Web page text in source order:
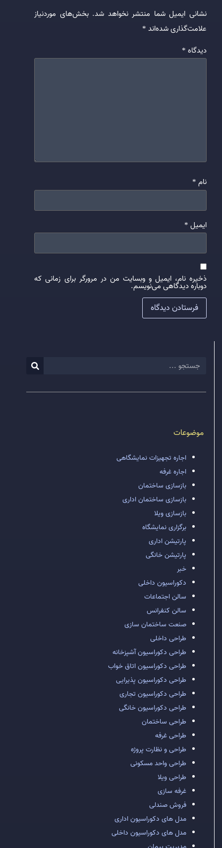
نشانی ایمیل شما منتشر نخواهد شد. بخش‌های موردنیاز
علامت‌گذاری شده‌اند *
دیدگاه *
نام *
ایمیل *
ذخیره نام، ایمیل و وبسایت من در مرورگر برای زمانی که
دوباره دیدگاهی می‌نویسم.
موضوعات
اجاره تجهیزات نمایشگاهی
اجاره غرفه
بازسازی ساختمان
بازسازی ساختمان اداری
بازسازی ویلا
برگزاری نمایشگاه
پارتیشن اداری
پارتیشن خانگی
خبر
دکوراسیون داخلی
سالن اجتماعات
سالن کنفرانس
صنعت ساختمان سازی
طراحی داخلی
طراحی دکوراسیون آشپزخانه
طراحی دکوراسیون اتاق خواب
طراحی دکوراسیون پذیرایی
طراحی دکوراسیون تجاری
طراحی دکوراسیون خانگی
طراحی ساختمان
طراحی غرفه
طراحی و نظارت پروژه
طراحی واحد مسکونی
طراحی ویلا
غرفه سازی
فروش صندلی
مدل های دکوراسیون اداری
مدل های دکوراسیون داخلی